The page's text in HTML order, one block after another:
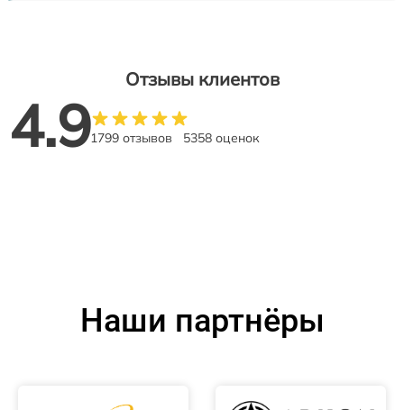
Отзывы клиентов
4.91799 отзывов 5358 оценок
Наши партнёры